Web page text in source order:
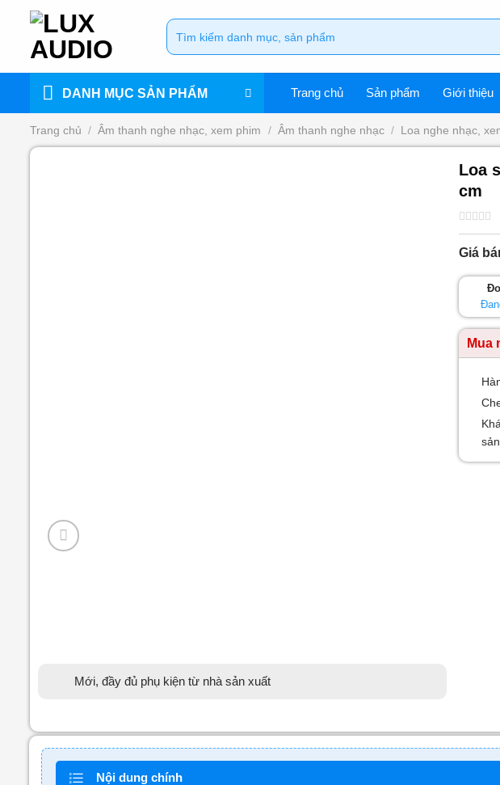
dung
Tìm
kiếm:
DANH MỤC SẢN PHẨM Trang chủ Sản phẩm Giới thiệu
Trang chủ / Âm thanh nghe nhạc, xem phim / Âm thanh nghe nhạc / Loa nghe nhạc,
Mới, đầy đủ phụ kiện từ nhà sản xuất
Loa
cm
Được
xếp
hạng
5
Giá
Mua
Nội dung chính